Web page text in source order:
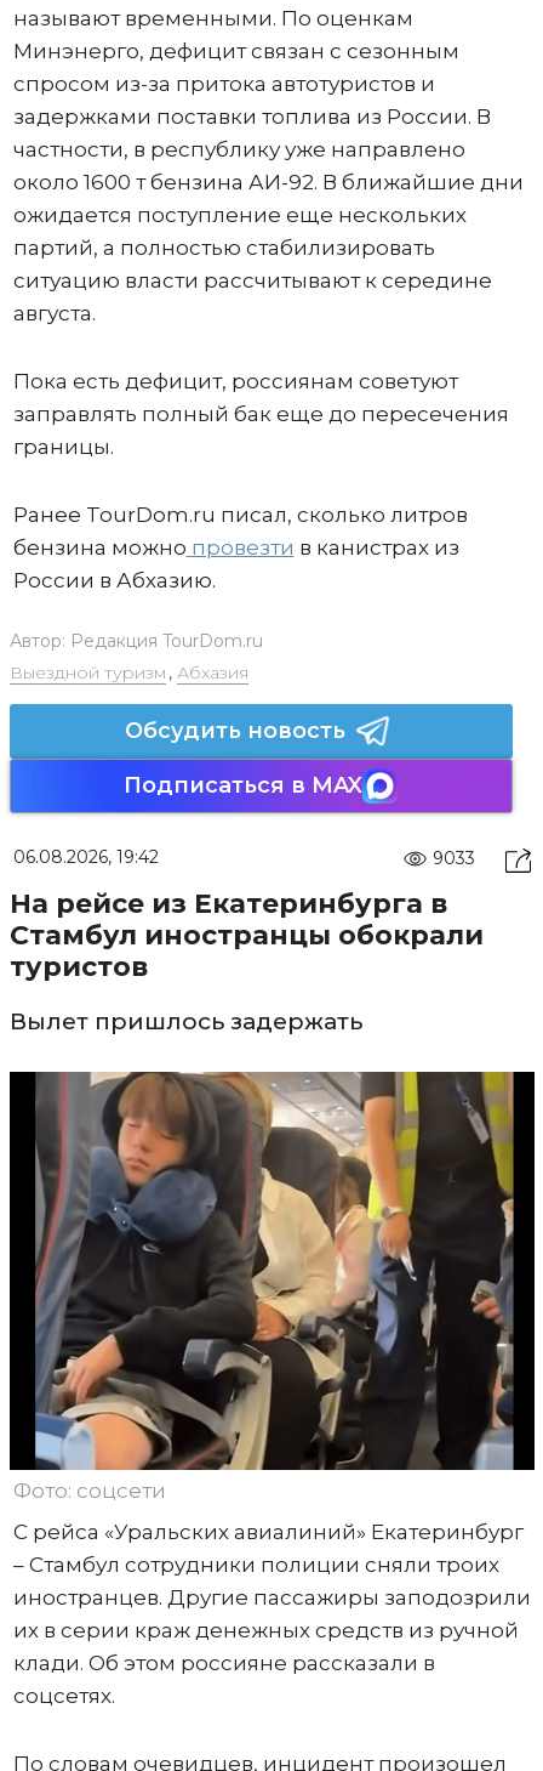
называют временными. По оценкам
Минэнерго, дефицит связан с сезонным
спросом из-за притока автотуристов и
задержками поставки топлива из России. В
частности, в республику уже направлено
около 1600 т бензина АИ-92. В ближайшие дни
ожидается поступление еще нескольких
партий, а полностью стабилизировать
ситуацию власти рассчитывают к середине
августа.
Пока есть дефицит, россиянам советуют
заправлять полный бак еще до пересечения
границы.
Ранее TourDom.ru писал, сколько литров
бензина можно провезти в канистрах из
России в Абхазию.
Автор: Редакция TourDom.ru
Выездной туризм , Абхазия
Обсудить новость
Подписаться в MAX
06.08.2026, 19:42 9033
На рейсе из Екатеринбурга в
Стамбул иностранцы обокрали
туристов
Вылет пришлось задержать
Фото: соцсети
С рейса «Уральских авиалиний» Екатеринбург
– Стамбул сотрудники полиции сняли троих
иностранцев. Другие пассажиры заподозрили
их в серии краж денежных средств из ручной
клади. Об этом россияне рассказали в
соцсетях.
По словам очевидцев, инцидент произошел